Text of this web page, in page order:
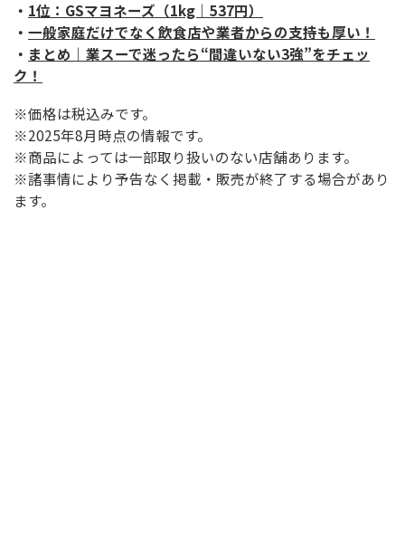
・ 1位：GSマヨネーズ（1kg｜537円）
・ 一般家庭だけでなく飲食店や業者からの支持も厚い！
・ まとめ｜業スーで迷ったら“間違いない3強”をチェッ
ク！
※価格は税込みです。
※2025年8月時点の情報です。
※商品によっては一部取り扱いのない店舗あります。
※諸事情により予告なく掲載・販売が終了する場合があり
ます。